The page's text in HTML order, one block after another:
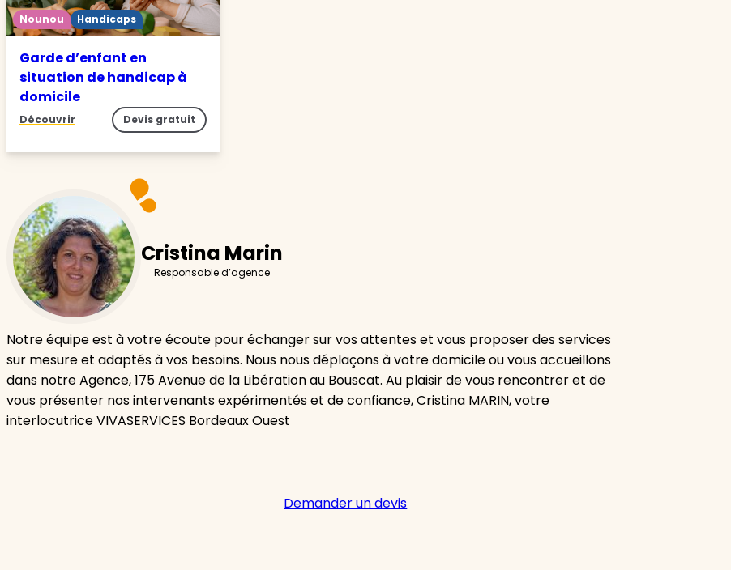
Nounou Handicaps
Garde d’enfant en
situation de handicap à
domicile
Découvrir Devis gratuit
Cristina Marin
Responsable d’agence
Notre équipe est à votre écoute pour échanger sur vos attentes et vous proposer des services
sur mesure et adaptés à vos besoins. Nous nous déplaçons à votre domicile ou vous accueillons
dans notre Agence, 175 Avenue de la Libération au Bouscat. Au plaisir de vous rencontrer et de
vous présenter nos intervenants expérimentés et de confiance, Cristina MARIN, votre
interlocutrice VIVASERVICES Bordeaux Ouest
Demander un devis